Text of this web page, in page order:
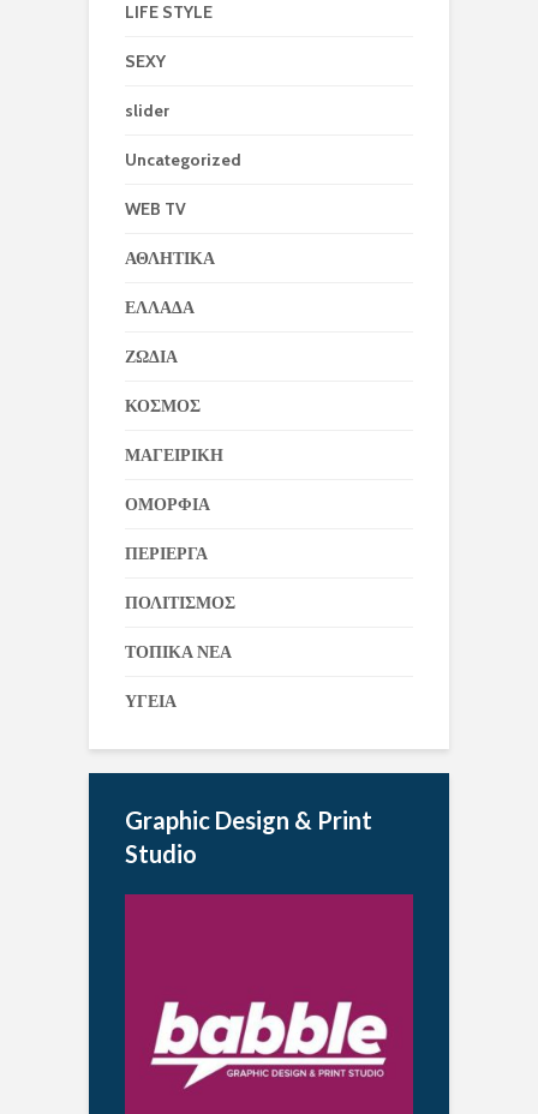
LIFE STYLE
SEXY
slider
Uncategorized
WEB TV
ΑΘΛΗΤΙΚΑ
ΕΛΛΑΔΑ
ΖΩΔΙΑ
ΚΟΣΜΟΣ
ΜΑΓΕΙΡΙΚΗ
ΟΜΟΡΦΙΑ
ΠΕΡΙΕΡΓΑ
ΠΟΛΙΤΙΣΜΟΣ
ΤΟΠΙΚΑ ΝΕΑ
ΥΓΕΙΑ
Graphic Design & Print
Studio